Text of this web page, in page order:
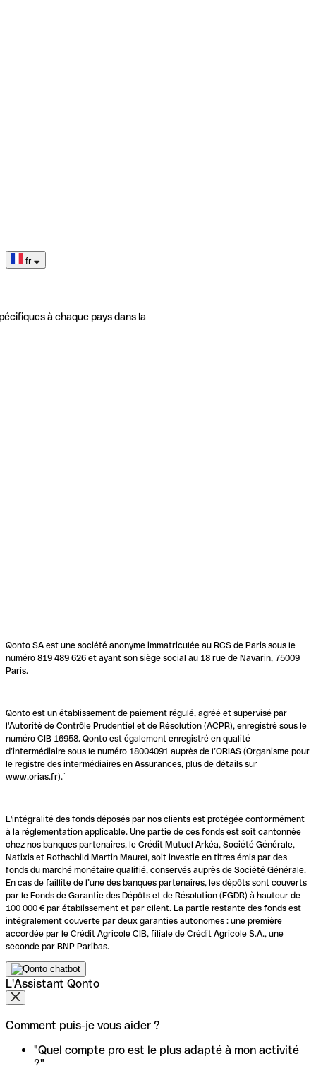
fr
à chaque pays dans la
Qonto SA est une société anonyme immatriculée au RCS de Paris sous le
numéro 819 489 626 et ayant son siège social au 18 rue de Navarin, 75009
Paris.
Qonto est un établissement de paiement régulé, agréé et supervisé par
l'Autorité de Contrôle Prudentiel et de Résolution (ACPR), enregistré sous le
numéro CIB 16958. Qonto est également enregistré en qualité
d’intermédiaire sous le numéro 18004091 auprès de l’ORIAS (Organisme pour
le registre des intermédiaires en Assurances, plus de détails sur
www.orias.fr).`
L'intégralité des fonds déposés par nos clients est protégée conformément
à la réglementation applicable. Une partie de ces fonds est soit cantonnée
chez nos banques partenaires, le Crédit Mutuel Arkéa, Société Générale,
Natixis et Rothschild Martin Maurel, soit investie en titres émis par des
fonds du marché monétaire qualifié, conservés auprès de Société Générale.
En cas de faillite de l’une des banques partenaires, les dépôts sont couverts
par le Fonds de Garantie des Dépôts et de Résolution (FGDR) à hauteur de
100 000 € par établissement et par client. La partie restante des fonds est
intégralement couverte par deux garanties autonomes : une première
accordée par le Crédit Agricole CIB, filiale de Crédit Agricole S.A., une
seconde par BNP Paribas.
L'Assistant Qonto
Comment puis-je vous aider ?
"Quel compte pro est le plus adapté à mon activité